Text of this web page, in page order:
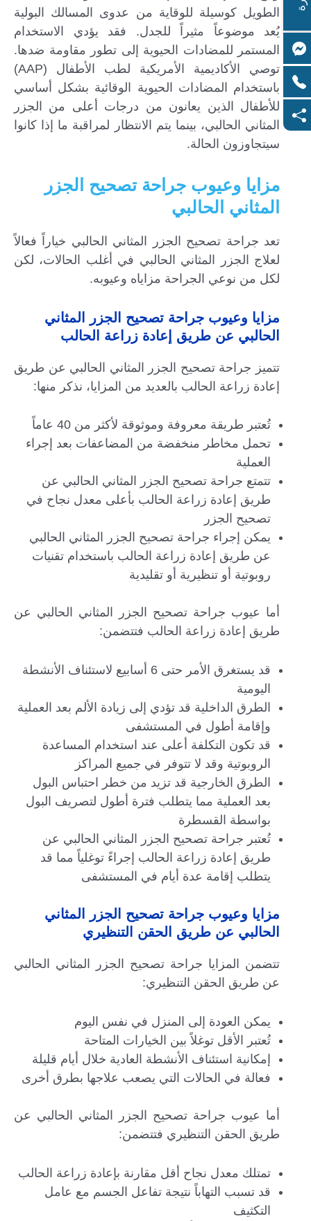
الطويل كوسيلة للوقاية من عدوى المسالك البولية
يُعد موضوعاً مثيراً للجدل. فقد يؤدي الاستخدام
المستمر للمضادات الحيوية إلى تطور مقاومة ضدها.
توصي الأكاديمية الأمريكية لطب الأطفال (AAP)
باستخدام المضادات الحيوية الوقائية بشكل أساسي
للأطفال الذين يعانون من درجات أعلى من الجزر
المثاني الحالبي، بينما يتم الانتظار لمراقبة ما إذا كانوا
سيتجاوزون الحالة.
مزايا وعيوب جراحة تصحيح الجزر
المثاني الحالبي
تعد جراحة تصحيح الجزر المثاني الحالبي خياراً فعالاً
لعلاج الجزر المثاني الحالبي في أغلب الحالات، لكن
لكل من نوعي الجراحة مزاياه وعيوبه.
مزايا وعيوب جراحة تصحيح الجزر المثاني
الحالبي عن طريق إعادة زراعة الحالب
تتميز جراحة تصحيح الجزر المثاني الحالبي عن طريق
إعادة زراعة الحالب بالعديد من المزايا، نذكر منها:
تُعتبر طريقة معروفة وموثوقة لأكثر من 40 عاماً
تحمل مخاطر منخفضة من المضاعفات بعد إجراء
العملية
تتمتع جراحة تصحيح الجزر المثاني الحالبي عن
طريق إعادة زراعة الحالب بأعلى معدل نجاح في
تصحيح الجزر
يمكن إجراء جراحة تصحيح الجزر المثاني الحالبي
عن طريق إعادة زراعة الحالب باستخدام تقنيات
روبوتية أو تنظيرية أو تقليدية
أما عيوب جراحة تصحيح الجزر المثاني الحالبي عن
طريق إعادة زراعة الحالب فتتضمن:
قد يستغرق الأمر حتى 6 أسابيع لاستئناف الأنشطة
اليومية
الطرق الداخلية قد تؤدي إلى زيادة الألم بعد العملية
وإقامة أطول في المستشفى
قد تكون التكلفة أعلى عند استخدام المساعدة
الروبوتية وقد لا تتوفر في جميع المراكز
الطرق الخارجية قد تزيد من خطر احتباس البول
بعد العملية مما يتطلب فترة أطول لتصريف البول
بواسطة القسطرة
تُعتبر جراحة تصحيح الجزر المثاني الحالبي عن
طريق إعادة زراعة الحالب إجراءً توغلياً مما قد
يتطلب إقامة عدة أيام في المستشفى
مزايا وعيوب جراحة تصحيح الجزر المثاني
الحالبي عن طريق الحقن التنظيري
تتضمن المزايا جراحة تصحيح الجزر المثاني الحالبي
عن طريق الحقن التنظيري:
يمكن العودة إلى المنزل في نفس اليوم
تُعتبر الأقل توغلاً بين الخيارات المتاحة
إمكانية استئناف الأنشطة العادية خلال أيام قليلة
فعالة في الحالات التي يصعب علاجها بطرق أخرى
أما عيوب جراحة تصحيح الجزر المثاني الحالبي عن
طريق الحقن التنظيري فتتضمن:
تمتلك معدل نجاح أقل مقارنة بإعادة زراعة الحالب
قد تسبب التهاباً نتيجة تفاعل الجسم مع عامل
التكثيف